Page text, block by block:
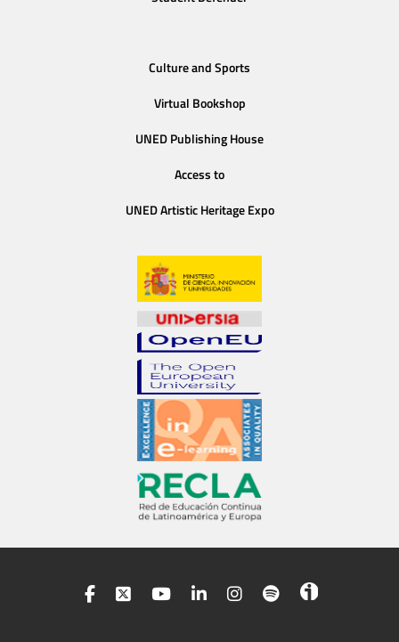
Culture and Sports
Virtual Bookshop
UNED Publishing House
Access to
UNED Artistic Heritage Expo